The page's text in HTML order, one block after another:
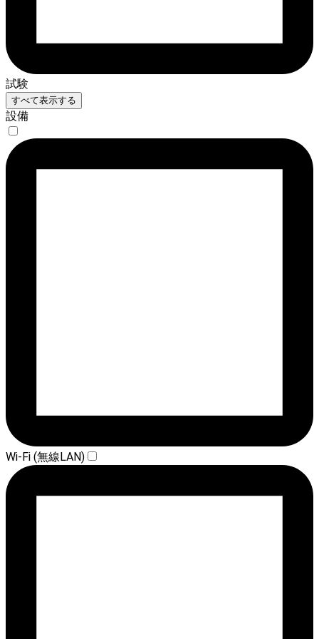
試験
すべて表示する
設備
Wi-Fi (無線LAN)